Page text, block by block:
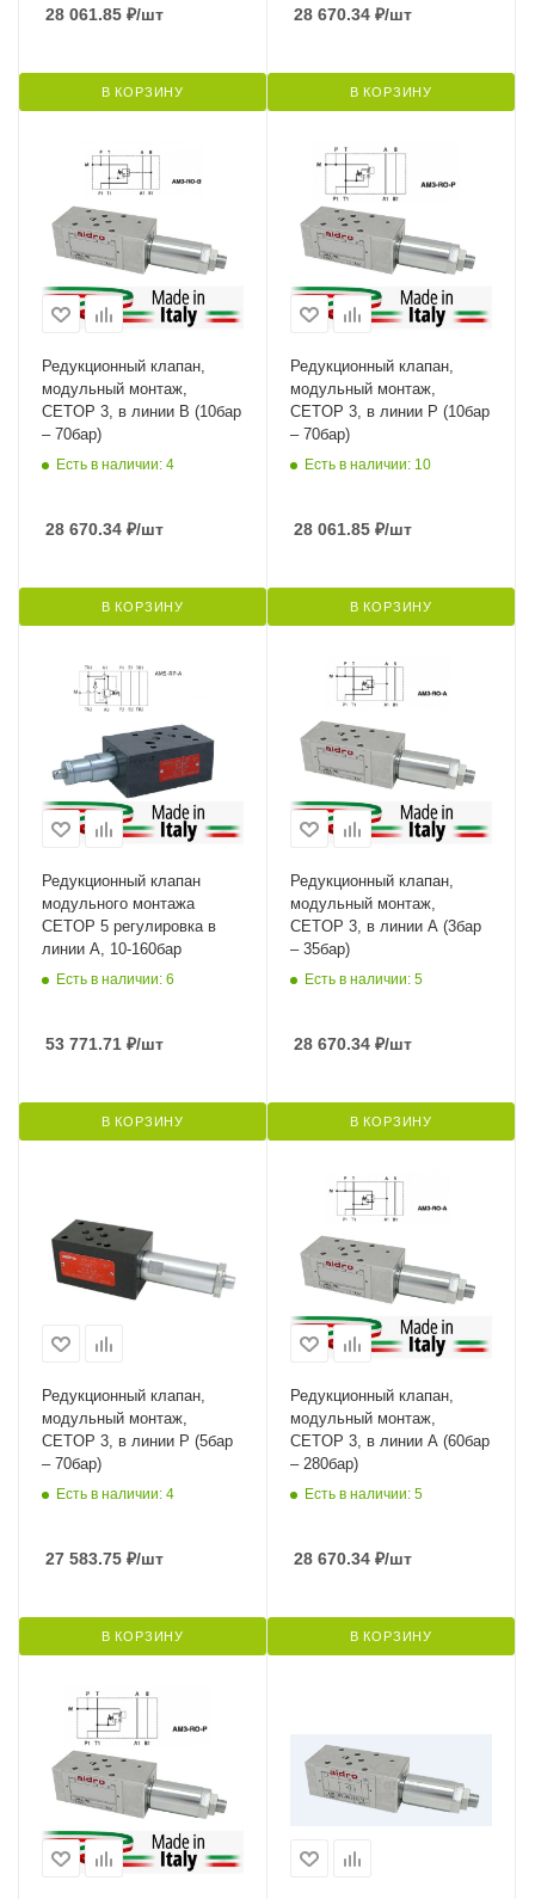
28 061.85 ₽/шт
В КОРЗИНУ
28 670.34 ₽/шт
В КОРЗИНУ
Редукционный клапан,
модульный монтаж,
CETOP 3, в линии B (10бар
– 70бар)
Есть в наличии: 4
28 670.34 ₽/шт
В КОРЗИНУ
Редукционный клапан,
модульный монтаж,
CETOP 3, в линии P (10бар
– 70бар)
Есть в наличии: 10
28 061.85 ₽/шт
В КОРЗИНУ
Редукционный клапан
модульного монтажа
CETOP 5 регулировка в
линии A, 10-160бар
Есть в наличии: 6
53 771.71 ₽/шт
В КОРЗИНУ
Редукционный клапан,
модульный монтаж,
CETOP 3, в линии A (3бар
– 35бар)
Есть в наличии: 5
28 670.34 ₽/шт
В КОРЗИНУ
Редукционный клапан,
модульный монтаж,
CETOP 3, в линии P (5бар
– 70бар)
Есть в наличии: 4
27 583.75 ₽/шт
В КОРЗИНУ
Редукционный клапан,
модульный монтаж,
CETOP 3, в линии A (60бар
– 280бар)
Есть в наличии: 5
28 670.34 ₽/шт
В КОРЗИНУ